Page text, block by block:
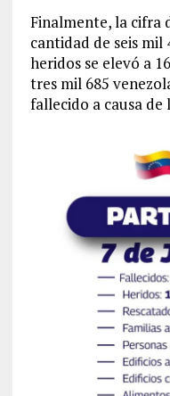
Finalmente, la cifra
cantidad de seis mil
heridos se elevó a
tres mil 685
fallecido a causa de